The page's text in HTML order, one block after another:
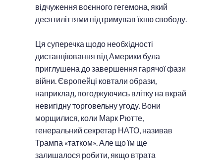
відчуження воєнного гегемона, який
десятиліттями підтримував їхню свободу.
Ця суперечка щодо необхідності
дистанціювання від Америки була
приглушена до завершення гарячої фази
війни. Європейці ковтали образи,
наприклад, погоджуючись влітку на вкрай
невигідну торговельну угоду. Вони
морщилися, коли Марк Рютте,
генеральний секретар НАТО, називав
Трампа «татком». Але що їм ще
залишалося робити, якщо втрата